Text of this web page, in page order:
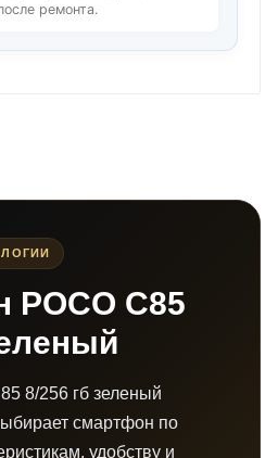
ремонта.
C85
8/256 гб зеленый
смартфон по
удобству и